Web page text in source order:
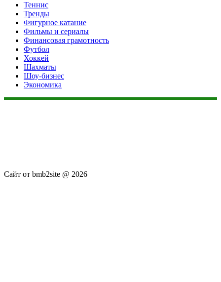
Теннис
Тренды
Фигурное катание
Фильмы и сериалы
Финансовая грамотность
Футбол
Хоккей
Шахматы
Шоу-бизнес
Экономика
Сайт от bmb2site @ 2026